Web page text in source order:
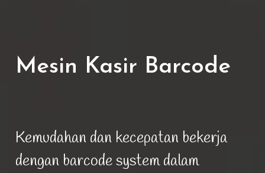
Mesin Kasir Barcode
Kemudahan dan kecepatan bekerja
dengan barcode system dalam